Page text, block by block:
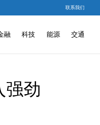
联系我们
融 科技 能源 交通
劲